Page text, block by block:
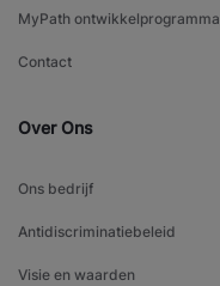
MyPath ontwikkelprogramma
Contact
Over Ons
Ons bedrijf
Antidiscriminatiebeleid
Visie en waarden